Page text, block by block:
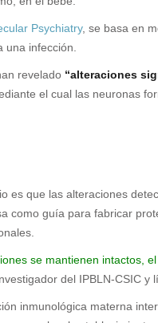
Psychiatry, se basa en
infección.
revelado “alteraciones
el cual las neuronas
es que las alteraciones
como guía para fabricar
se mantienen
del IPBLN-CSIC y
inmunológica materna